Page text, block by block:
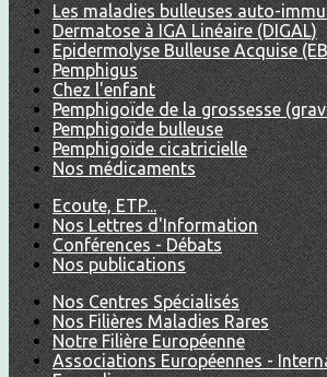
Les maladies bulleuses auto-
Dermatose à IGA Linéaire (DIGAL)
Epidermolyse Bulleuse Acquise
Pemphigus
Chez l'enfant
Pemphigoïde de la grossesse
Pemphigoïde bulleuse
Pemphigoïde cicatricielle
Nos médicaments
Ecoute, ETP...
Nos Lettres d'Information
Conférences - Débats
Nos publications
Nos Centres Spécialisés
Nos Filières Maladies Rares
Notre Filière Européenne
Associations Européennes -